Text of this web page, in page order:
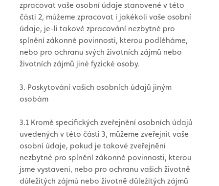
zpracovat vaše osobní údaje stanovené v této
části 2, můžeme zpracovat i jakékoli vaše osobní
údaje, je-li takové zpracování nezbytné pro
splnění zákonné povinnosti, kterou podléháme,
nebo pro ochranu svých životních zájmů nebo
životních zájmů jiné fyzické osoby.
3. Poskytování vašich osobních údajů jiným
osobám
3.1 Kromě specifických zveřejnění osobních údajů
uvedených v této části 3, můžeme zveřejnit vaše
osobní údaje, pokud je takové zveřejnění
nezbytné pro splnění zákonné povinnosti, kterou
jsme vystaveni, nebo pro ochranu vašich životně
důležitých zájmů nebo životně důležitých zájmů